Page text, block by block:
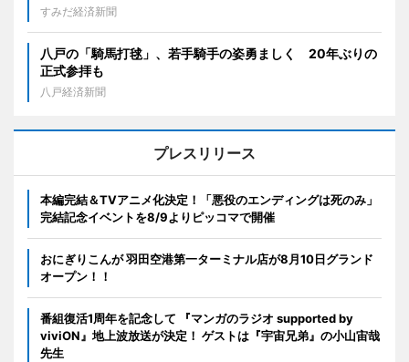
すみだ経済新聞
八戸の「騎馬打毬」、若手騎手の姿勇ましく 20年ぶりの
正式参拝も
八戸経済新聞
プレスリリース
本編完結＆TVアニメ化決定！「悪役のエンディングは死のみ」
完結記念イベントを8/9よりピッコマで開催
おにぎりこんが 羽田空港第一ターミナル店が8月10日グランド
オープン！！
番組復活1周年を記念して 『マンガのラジオ supported by
viviON』地上波放送が決定！ ゲストは『宇宙兄弟』の小山宙哉
先生